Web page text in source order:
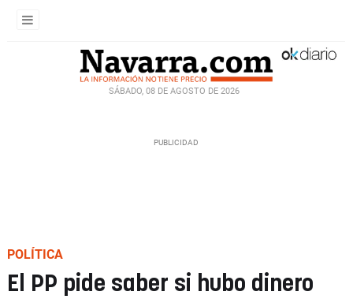
SÁBADO, 08 DE AGOSTO DE 2026
POLÍTICA
El PP pide saber si hubo dinero